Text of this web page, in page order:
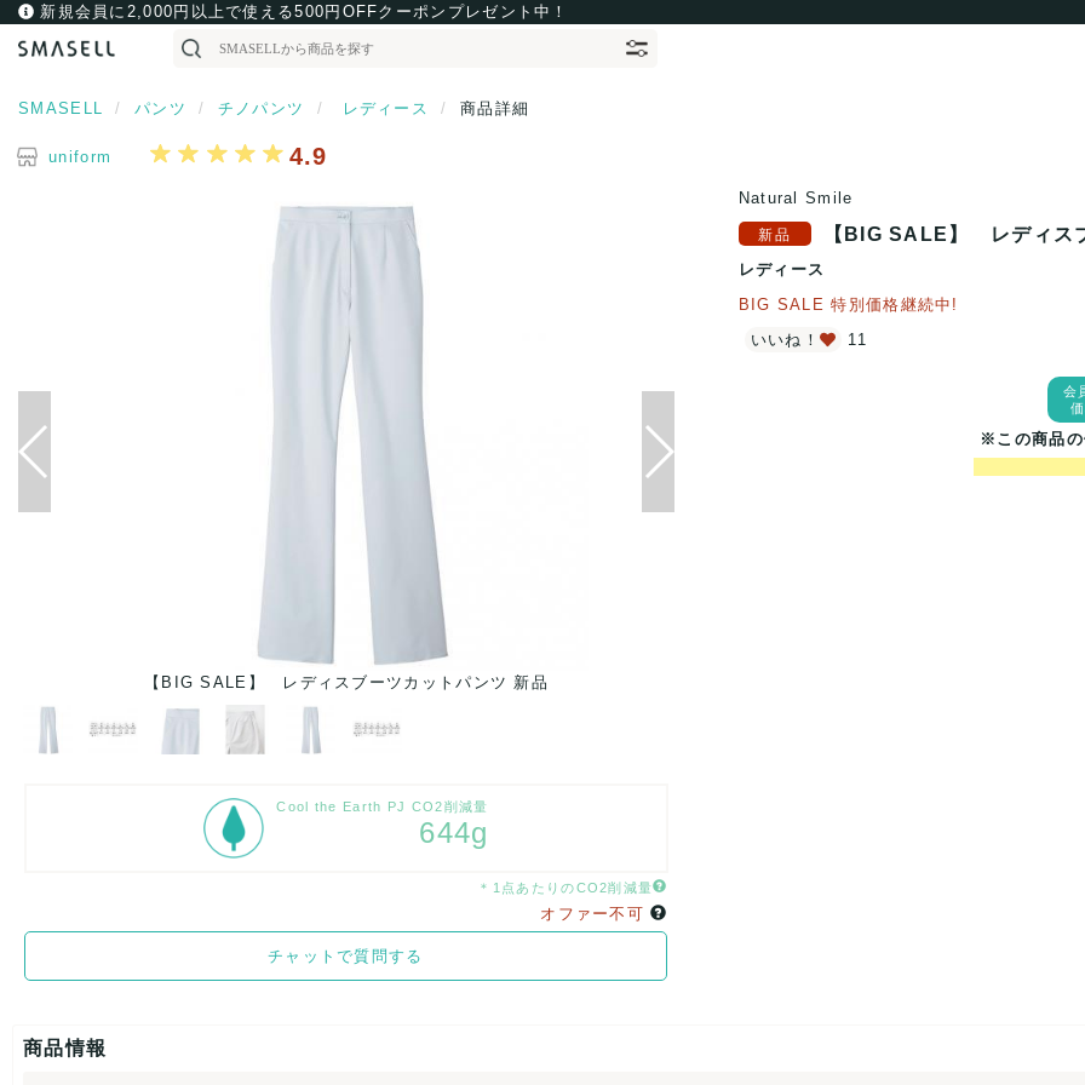
新規会員に2,000円以上で使える500円OFFクーポンプレゼント中！
SMASELL パンツ チノパンツ レディース 商品詳細
uniform 4.9
【BIG SALE】 レディスブーツカットパンツ 新品
Cool the Earth PJ CO2削減量
644g
＊1点あたりのCO2削減量
オファー不可
チャットで質問する
Natural Smile
【BIG SALE】 レディス
レディース
BIG SALE 特別価格継続中!
いいね！
11
会
※この商品の
商品情報